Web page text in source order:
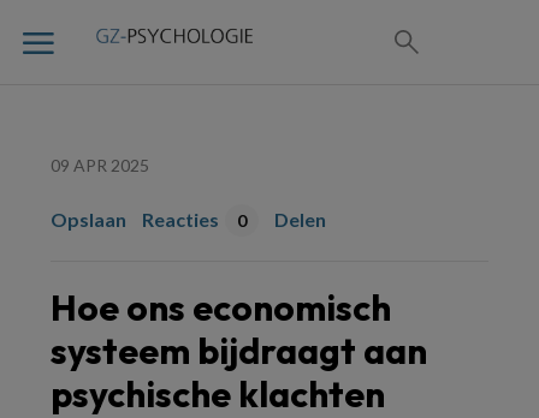
09 APR 2025
Opslaan Reacties 0 Delen
Hoe ons economisch
systeem bijdraagt aan
psychische klachten